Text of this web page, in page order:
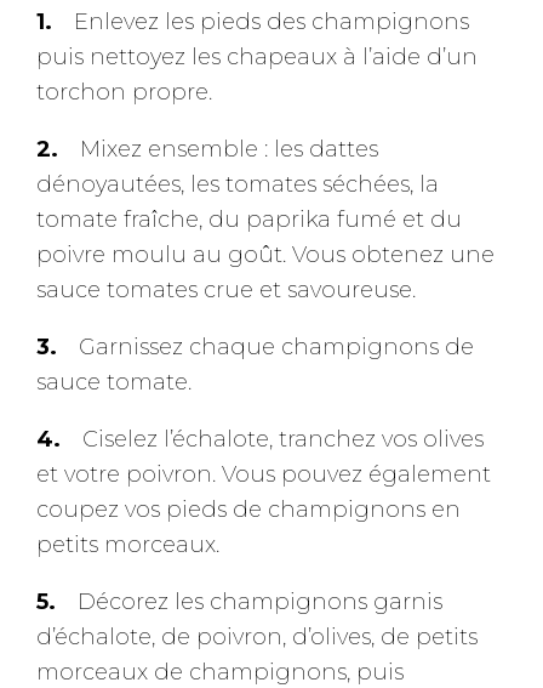
Enlevez les pieds des champignons
puis nettoyez les chapeaux à l’aide d’un
torchon propre.
Mixez ensemble : les dattes
dénoyautées, les tomates séchées, la
tomate fraîche, du paprika fumé et du
poivre moulu au goût. Vous obtenez une
sauce tomates crue et savoureuse.
Garnissez chaque champignons de
sauce tomate.
Ciselez l’échalote, tranchez vos olives
et votre poivron. Vous pouvez également
coupez vos pieds de champignons en
petits morceaux.
Décorez les champignons garnis
d’échalote, de poivron, d’olives, de petits
morceaux de champignons, puis